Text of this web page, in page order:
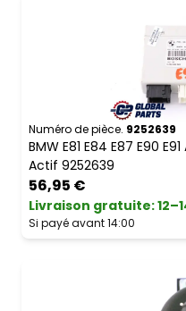
Numéro de pièce. 9252639
BMW E81 E84 E87 E90
Actif 9252639
56,95 €
Livraison gratuite:
Si payé avant 14:00